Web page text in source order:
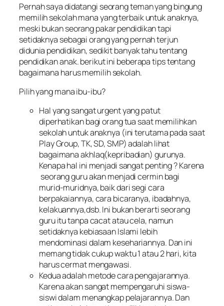
Pernah saya didatangi seorang teman yang bingung
memilih sekolah mana yang terbaik untuk anaknya,
meski bukan seorang pakar pendidikan tapi
setidaknya sebagai orang yang pernah terjun
didunia pendidikan, sedikit banyak tahu tentang
pendidikan anak. berikut ini beberapa tips tentang
bagaimana harus memilih sekolah.
Pilih yang mana ibu-ibu?
Hal yang sangat urgent yang patut
diperhatikan bagi orang tua saat memilihkan
sekolah untuk anaknya (ini terutama pada saat
Play Group, TK, SD, SMP) adalah lihat
bagaimana akhlaq(kepribadian) gurunya.
Kenapa hal ini menjadi sangat penting ? Karena
seorang guru akan menjadi cermin bagi
murid-muridnya, baik dari segi cara
berpakaiannya, cara bicaranya, ibadahnya,
kelakuannya,dsb. Ini bukan berarti seorang
guru itu tanpa cacat atau cela, namun
setidaknya kebiasaan Islami lebih
mendominasi dalam kesehariannya. Dan ini
memang tidak cukup waktu 1 atau 2 hari, kita
harus cermat mengawasi.
Kedua adalah metode cara pengajarannya.
Karena akan sangat mempengaruhi siswa-
siswi dalam menangkap pelajarannya. Dan